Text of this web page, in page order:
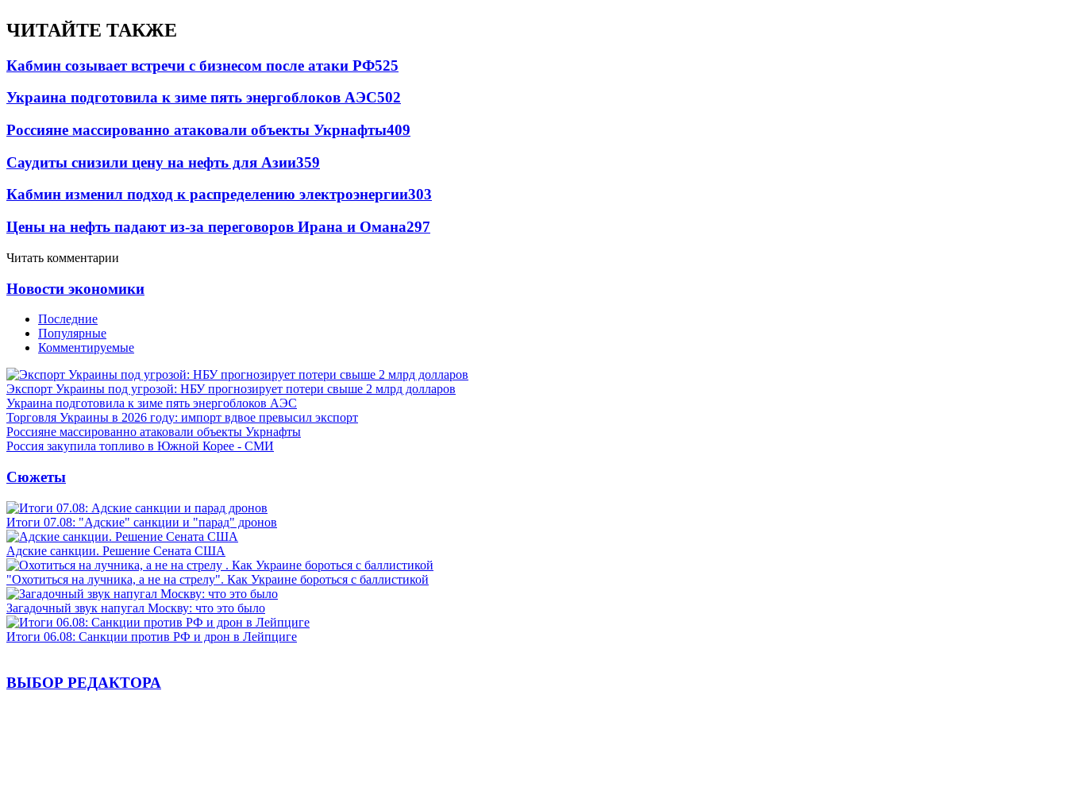
ЧИТАЙТЕ ТАКЖЕ
Кабмин созывает встречи с бизнесом после атаки РФ525
Украина подготовила к зиме пять энергоблоков АЭС502
Россияне массированно атаковали объекты Укрнафты409
Саудиты снизили цену на нефть для Азии359
Кабмин изменил подход к распределению электроэнергии303
Цены на нефть падают из-за переговоров Ирана и Омана297
Читать комментарии
Новости экономики
Последние
Популярные
Комментируемые
Экспорт Украины под угрозой: НБУ прогнозирует потери свыше 2 млрд долларов
Украина подготовила к зиме пять энергоблоков АЭС
Торговля Украины в 2026 году: импорт вдвое превысил экспорт
Россияне массированно атаковали объекты Укрнафты
Россия закупила топливо в Южной Корее - СМИ
Сюжеты
Итоги 07.08: "Адские" санкции и "парад" дронов
Адские санкции. Решение Сената США
"Охотиться на лучника, а не на стрелу". Как Украине бороться с баллистикой
Загадочный звук напугал Москву: что это было
Итоги 06.08: Санкции против РФ и дрон в Лейпциге
ВЫБОР РЕДАКТОРА